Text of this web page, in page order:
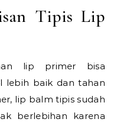
Tipis Lip
lip primer bisa
lebih baik dan tahan
lip balm tipis sudah
berlebihan karena